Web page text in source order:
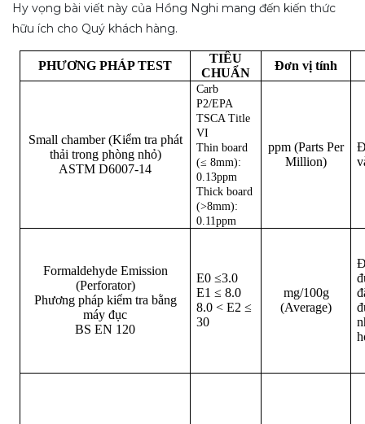
Hy vọng bài viết này của Hồng Nghi mang đến kiến thức
hữu ích cho Quý khách hàng.
PHƯƠNG PHÁP TEST
TIÊU
CHUẨN
Đơn vị tính
Small chamber (Kiểm tra phát
thải trong phòng nhỏ)
ASTM D6007-14
Carb
P2/EPA
TSCA Title
VI
Thin board
(≤ 8mm):
0.13ppm
Thick board
(>8mm):
0.11ppm
ppm (Parts Per
Million)
Formaldehyde Emission
(Perforator)
Phương pháp kiểm tra bằng
máy đục
BS EN 120
E0 ≤3.0
E1 ≤ 8.0
8.0 < E2 ≤
30
mg/100g
(Average)